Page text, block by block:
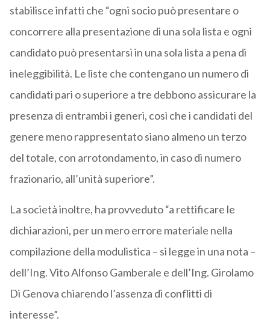
stabilisce infatti che “ogni socio può presentare o
concorrere alla presentazione di una sola lista e ogni
candidato può presentarsi in una sola lista a pena di
ineleggibilità. Le liste che contengano un numero di
candidati pari o superiore a tre debbono assicurare la
presenza di entrambi i generi, così che i candidati del
genere meno rappresentato siano almeno un terzo
del totale, con arrotondamento, in caso di numero
frazionario, all’unità superiore”.
La società inoltre, ha provveduto “a rettificare le
dichiarazioni, per un mero errore materiale nella
compilazione della modulistica – si legge in una nota –
dell’Ing. Vito Alfonso Gamberale e dell’Ing. Girolamo
Di Genova chiarendo l’assenza di conflitti di
interesse”.